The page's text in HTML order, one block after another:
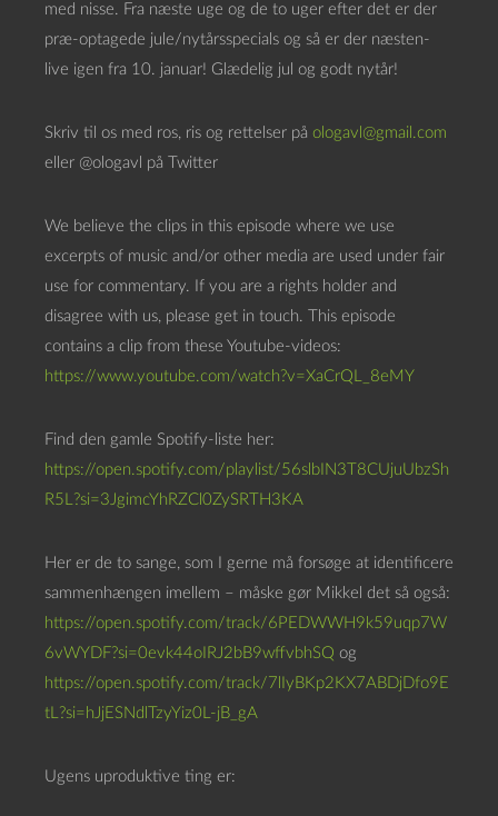
med nisse. Fra næste uge og de to uger efter det er der
præ-optagede jule/nytårsspecials og så er der næsten-
live igen fra 10. januar! Glædelig jul og godt nytår!
Skriv til os med ros, ris og rettelser på ologavl@gmail.com
eller @ologavl på Twitter
We believe the clips in this episode where we use
excerpts of music and/or other media are used under fair
use for commentary. If you are a rights holder and
disagree with us, please get in touch. This episode
contains a clip from these Youtube-videos:
https://www.youtube.com/watch?v=XaCrQL_8eMY
Find den gamle Spotify-liste her:
https://open.spotify.com/playlist/56slbIN3T8CUjuUbzSh
R5L?si=3JgimcYhRZCl0ZySRTH3KA
Her er de to sange, som I gerne må forsøge at identificere
sammenhængen imellem – måske gør Mikkel det så også:
https://open.spotify.com/track/6PEDWWH9k59uqp7W
6vWYDF?si=0evk44oIRJ2bB9wffvbhSQ og
https://open.spotify.com/track/7lIyBKp2KX7ABDjDfo9E
tL?si=hJjESNdlTzyYiz0L-jB_gA
Ugens uproduktive ting er: